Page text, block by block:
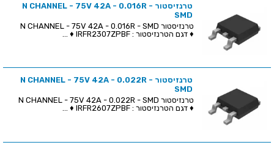
טרנזיסטור N CHANNEL - 75V 42A - 0.016R -
SMD
♦ דגם הטרנזיסטור : IRFR2307ZPBF ♦ ...
טרנזיסטור N CHANNEL - 75V 42A - 0.022R -
SMD
♦ דגם הטרנזיסטור : IRFR2607ZPBF ♦ ...